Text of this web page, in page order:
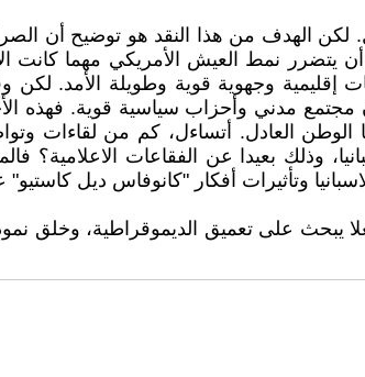
الهدف من هذا النقد هو توضيح أن
أن يتضرر نمط العيش الأمريكي مهما
إقليمية وجهوية قوية وطويلة الأمد.
مجتمع مدني وأحزاب سياسية قوية. فهذه
العادل. أتساءل، كم من لقاءات
وذلك بعيدا عن الفقاعات
وتأثيرات أفكار "كانوفاس ديل
يبحث على تعميق الديموقراطية، وخلق